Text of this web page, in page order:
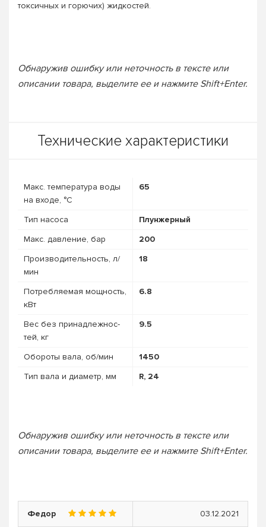
токсичных и горючих) жидкостей.
Обнаружив ошибку или неточность в тексте или
описании товара, выделите ее и нажмите Shift+Enter.
Технические характеристики
Макс. температура воды
на входе, °C
65
Тип насоса
Плунжерный
Макс. давление, бар
200
Про­из­во­дитель­ность, л/
мин
18
Потребляемая мощность,
кВт
6.8
Вес без при­над­лежнос­
тей, кг
9.5
Обороты вала, об/мин
1450
Тип вала и диаметр, мм
R, 24
Обнаружив ошибку или неточность в тексте или
описании товара, выделите ее и нажмите Shift+Enter.
Федор 03.12.2021